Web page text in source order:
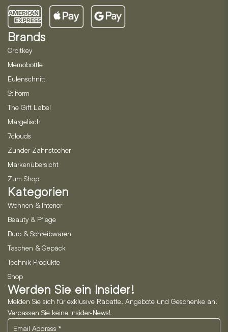
Brands
Orbitkey
Memobottle
Eulenschnitt
Stilform
The Gift Label
Margelisch
7clouds
Zunder Zahnstocher
Markenübersicht
Zum Shop
Kategorien
Wohnen & Interior
Beauty & Pflege
Büro & Schreibwaren
Taschen & Gepäck
Technik Produkte
Shop
Werden Sie ein Insider!
Melden Sie sich für exklusive Rabatte, Angebote und Geschenke an!
Verpassen Sie keine Insider-News!